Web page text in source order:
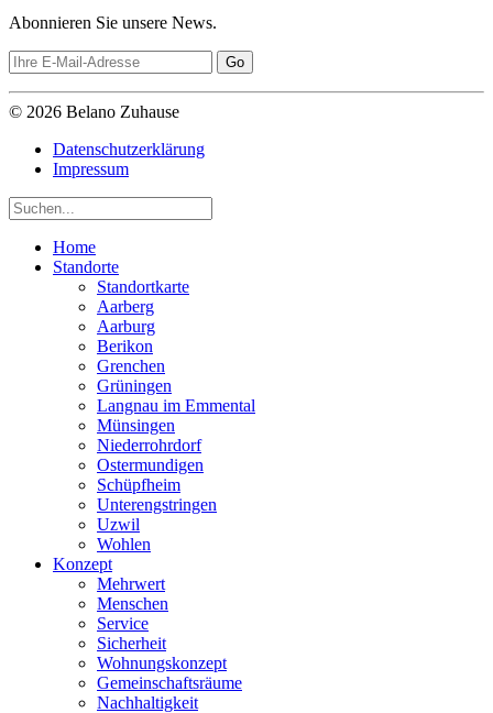
Abonnieren Sie unsere News.
© 2026 Belano Zuhause
Datenschutzerklärung
Impressum
Home
Standorte
Standortkarte
Aarberg
Aarburg
Berikon
Grenchen
Grüningen
Langnau im Emmental
Münsingen
Niederrohrdorf
Ostermundigen
Schüpfheim
Unterengstringen
Uzwil
Wohlen
Konzept
Mehrwert
Menschen
Service
Sicherheit
Wohnungskonzept
Gemeinschaftsräume
Nachhaltigkeit